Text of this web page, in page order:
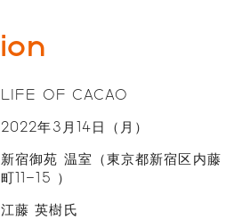
LIFE OF CACAO
2022年3月14日（月）
新宿御苑 温室（東京都新宿区内藤
町11−15 ）
江藤 英樹氏